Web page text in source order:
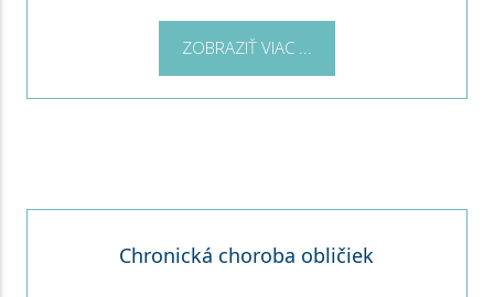
ZOBRAZIŤ VIAC ...
Chronická choroba obličiek